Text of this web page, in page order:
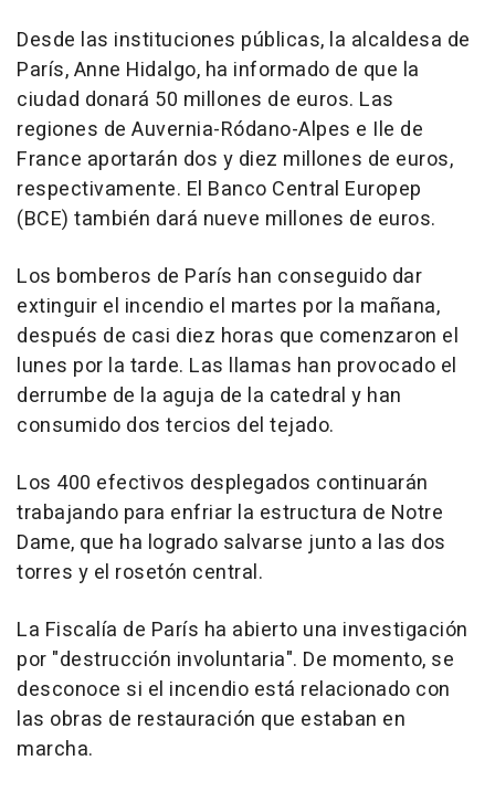
Desde las instituciones públicas, la alcaldesa de
París, Anne Hidalgo, ha informado de que la
ciudad donará 50 millones de euros. Las
regiones de Auvernia-Ródano-Alpes e Ile de
France aportarán dos y diez millones de euros,
respectivamente. El Banco Central Europep
(BCE) también dará nueve millones de euros.
Los bomberos de París han conseguido dar
extinguir el incendio el martes por la mañana,
después de casi diez horas que comenzaron el
lunes por la tarde. Las llamas han provocado el
derrumbe de la aguja de la catedral y han
consumido dos tercios del tejado.
Los 400 efectivos desplegados continuarán
trabajando para enfriar la estructura de Notre
Dame, que ha logrado salvarse junto a las dos
torres y el rosetón central.
La Fiscalía de París ha abierto una investigación
por "destrucción involuntaria". De momento, se
desconoce si el incendio está relacionado con
las obras de restauración que estaban en
marcha.